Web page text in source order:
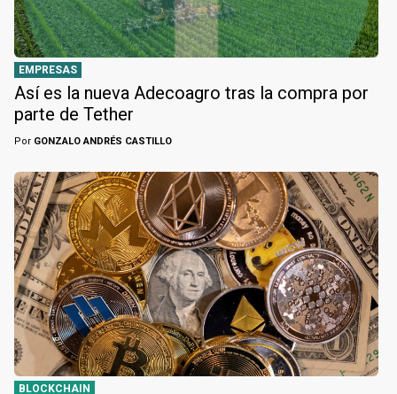
EMPRESAS
Así es la nueva Adecoagro tras la compra por
parte de Tether
Por GONZALO ANDRÉS CASTILLO
BLOCKCHAIN